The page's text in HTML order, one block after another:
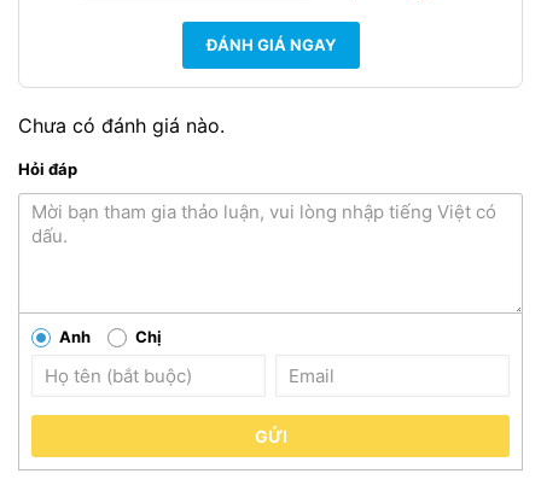
ĐÁNH GIÁ NGAY
Chưa có đánh giá nào.
Hỏi đáp
Anh Chị
GỬI